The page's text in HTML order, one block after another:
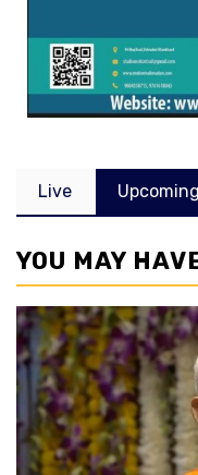
Live Upcoming
YOU MAY